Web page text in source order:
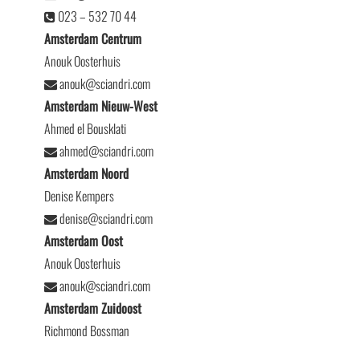
023 – 532 70 44
Amsterdam Centrum
Anouk Oosterhuis
anouk@sciandri.com
Amsterdam Nieuw-West
Ahmed el Bousklati
ahmed@sciandri.com
Amsterdam Noord
Denise Kempers
denise@sciandri.com
Amsterdam Oost
Anouk Oosterhuis
anouk@sciandri.com
Amsterdam Zuidoost
Richmond Bossman